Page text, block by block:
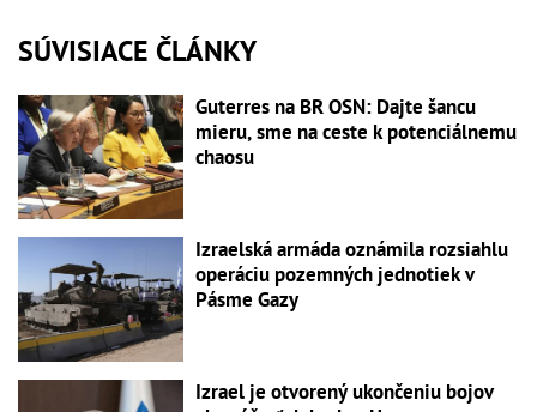
SÚVISIACE ČLÁNKY
Guterres na BR OSN: Dajte šancu
mieru, sme na ceste k potenciálnemu
chaosu
Izraelská armáda oznámila rozsiahlu
operáciu pozemných jednotiek v
Pásme Gazy
Izrael je otvorený ukončeniu bojov